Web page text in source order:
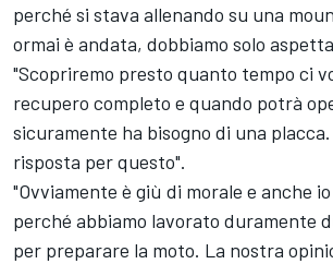
perché si stava allenando su una
ormai è andata, dobbiamo solo
"Scopriremo presto quanto tempo ci
recupero completo e quando potrà
sicuramente ha bisogno di una
risposta per questo".
"Ovviamente è giù di morale e anche
perché abbiamo lavorato duramente
per preparare la moto. La nostra